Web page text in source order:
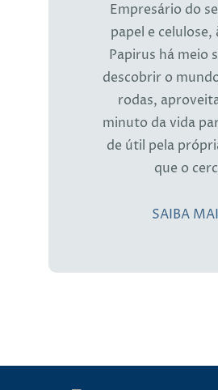
Empresário do
papel e
Papirus há meio
descobrir o
rodas,
minuto da vida
de útil pela
que o
SAIBA